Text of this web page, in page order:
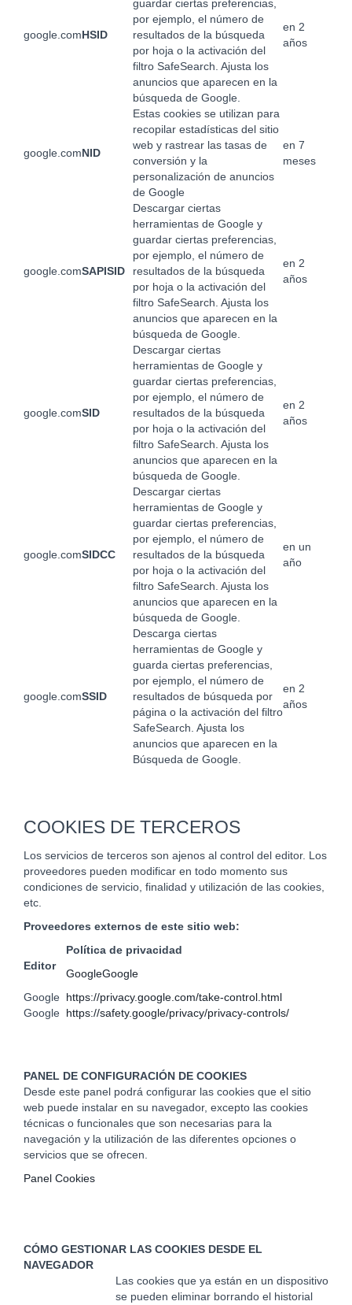
google.comHSID
guardar ciertas preferencias,
por ejemplo, el número de
resultados de la búsqueda
por hoja o la activación del
filtro SafeSearch. Ajusta los
anuncios que aparecen en la
búsqueda de Google.
en 2
años
google.comNID
Estas cookies se utilizan para
recopilar estadísticas del sitio
web y rastrear las tasas de
conversión y la
personalización de anuncios
de Google
en 7
meses
google.comSAPISID
Descargar ciertas
herramientas de Google y
guardar ciertas preferencias,
por ejemplo, el número de
resultados de la búsqueda
por hoja o la activación del
filtro SafeSearch. Ajusta los
anuncios que aparecen en la
búsqueda de Google.
en 2
años
google.comSID
Descargar ciertas
herramientas de Google y
guardar ciertas preferencias,
por ejemplo, el número de
resultados de la búsqueda
por hoja o la activación del
filtro SafeSearch. Ajusta los
anuncios que aparecen en la
búsqueda de Google.
en 2
años
google.comSIDCC
Descargar ciertas
herramientas de Google y
guardar ciertas preferencias,
por ejemplo, el número de
resultados de la búsqueda
por hoja o la activación del
filtro SafeSearch. Ajusta los
anuncios que aparecen en la
búsqueda de Google.
en un
año
google.comSSID
Descarga ciertas
herramientas de Google y
guarda ciertas preferencias,
por ejemplo, el número de
resultados de búsqueda por
página o la activación del filtro
SafeSearch. Ajusta los
anuncios que aparecen en la
Búsqueda de Google.
en 2
años
COOKIES DE TERCEROS
Los servicios de terceros son ajenos al control del editor. Los
proveedores pueden modificar en todo momento sus
condiciones de servicio, finalidad y utilización de las cookies,
etc.
Proveedores externos de este sitio web:
Editor
Política de privacidad
GoogleGoogle
Google https://privacy.google.com/take-control.html
Google https://safety.google/privacy/privacy-controls/
PANEL DE CONFIGURACIÓN DE COOKIES
Desde este panel podrá configurar las cookies que el sitio
web puede instalar en su navegador, excepto las cookies
técnicas o funcionales que son necesarias para la
navegación y la utilización de las diferentes opciones o
servicios que se ofrecen.
Panel Cookies
CÓMO GESTIONAR LAS COOKIES DESDE EL
NAVEGADOR
Las cookies que ya están en un dispositivo
se pueden eliminar borrando el historial